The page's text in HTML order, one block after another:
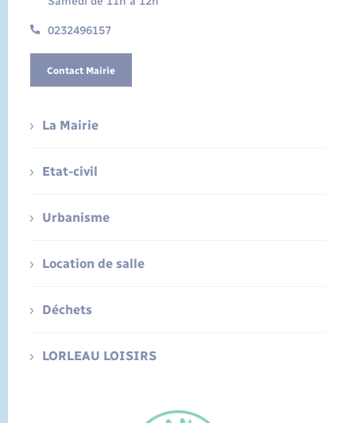
0232496157
Contact Mairie
La Mairie
Etat-civil
Urbanisme
Location de salle
Déchets
LORLEAU LOISIRS